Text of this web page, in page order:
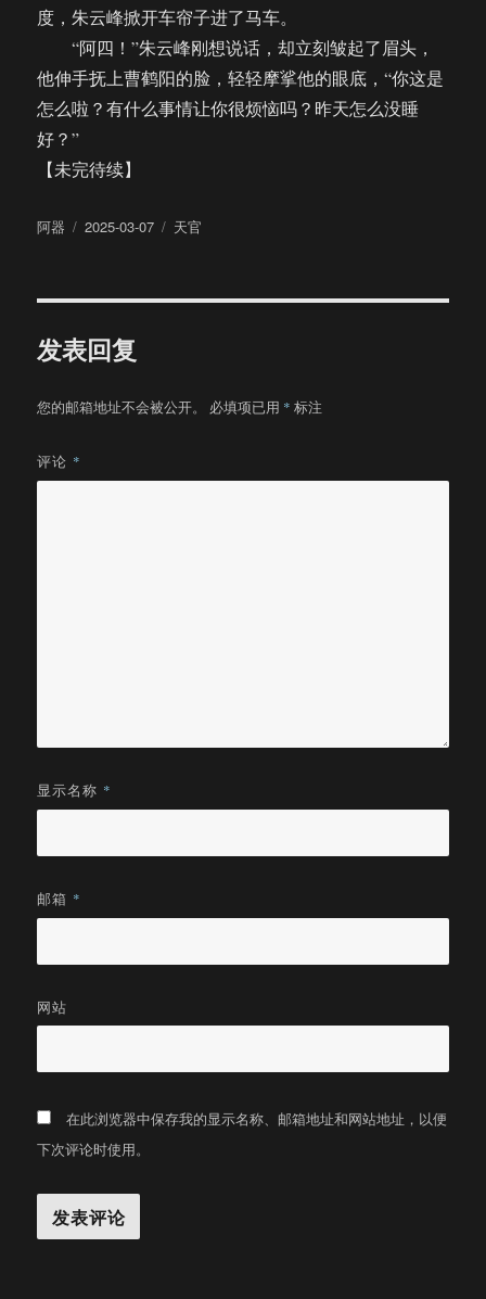
度，朱云峰掀开车帘子进了马车。
“阿四！”朱云峰刚想说话，却立刻皱起了眉头，
他伸手抚上曹鹤阳的脸，轻轻摩挲他的眼底，“你这是
怎么啦？有什么事情让你很烦恼吗？昨天怎么没睡
好？”
【未完待续】
作
阿器
发
2025-03-07
分
天官
发表回复
您的邮箱地址不会被公开。 必填项已用 * 标注
评论 *
显示名称 *
邮箱 *
网站
在此浏览器中保存我的显示名称、邮箱地址和网站地址，以便
下次评论时使用。